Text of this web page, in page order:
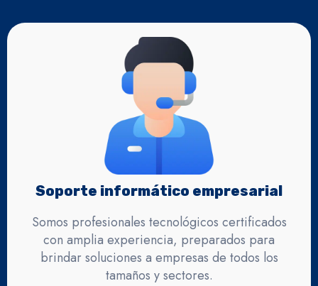
Soporte informático empresarial
Somos profesionales tecnológicos certificados
con amplia experiencia, preparados para
brindar soluciones a empresas de todos los
tamaños y sectores.